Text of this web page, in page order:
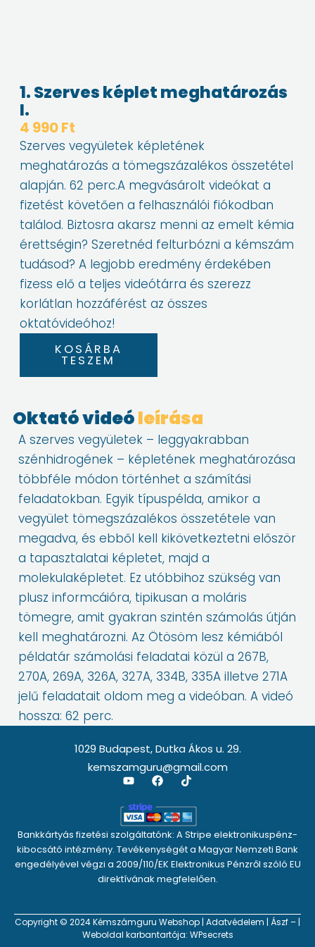
1. Szerves képlet meghatározás
I.
4 990Ft
Szerves vegyületek képletének
meghatározás a tömegszázalékos összetétel
alapján. 62 perc.A megvásárolt videókat a
fizetést követően a felhasználói fiókodban
találod. Biztosra akarsz menni az emelt kémia
érettségin? Szeretnéd felturbózni a kémszám
tudásod? A legjobb eredmény érdekében
fizess elő a teljes videótárra és szerezz
korlátlan hozzáférést az összes
oktatóvideóhoz!
képlet
I.
mennyiség
KOSÁRBA
TESZEM
Oktató videóleírása
A szerves vegyületek – leggyakrabban
szénhidrogének – képletének meghatározása
többféle módon történhet a számítási
feladatokban. Egyik típuspélda, amikor a
vegyület tömegszázalékos összetétele van
megadva, és ebből kell kikövetkeztetni először
a tapasztalatai képletet, majd a
molekulaképletet. Ez utóbbihoz szükség van
plusz informcáióra, tipikusan a moláris
tömegre, amit gyakran szintén számolás útján
kell meghatározni. Az Ötösöm lesz kémiából
példatár számolási feladatai közül a 267B,
270A, 269A, 326A, 327A, 334B, 335A illetve 271A
jelű feladatait oldom meg a videóban. A videó
hossza: 62 perc.
1029 Budapest, Dutka Ákos u. 29.
kemszamguru@gmail.com
Y
u
t
u
b
e
F
a
c
e
b
o
o
k
T
i
k
t
o
k
Bankkártyás fizetési szolgáltatónk: A Stripe elektronikuspénz-
kibocsátó intézmény. Tevékenységét a Magyar Nemzeti Bank
engedélyével végzi a 2009/110/EK Elektronikus Pénzről szóló EU
direktívának megfelelően.
Copyright © 2024 Kémszámguru Webshop | Adatvédelem | Ászf – |
Weboldal karbantartója: WPsecrets